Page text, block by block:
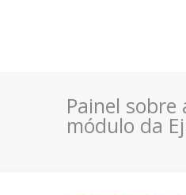
Painel
módulo da